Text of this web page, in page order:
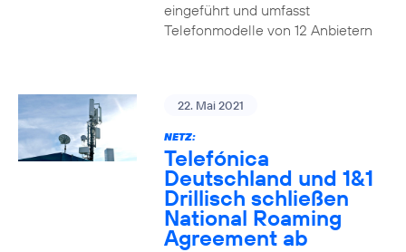
eingeführt und umfasst
Telefonmodelle von 12 Anbietern
22. Mai 2021
NETZ:
Telefónica
Deutschland und 1&1
Drillisch schließen
National Roaming
Agreement ab